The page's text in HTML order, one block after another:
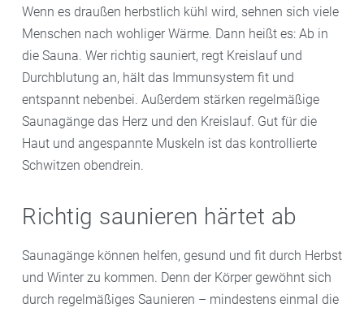
Wenn es draußen herbstlich kühl wird, sehnen sich viele
Menschen nach wohliger Wärme. Dann heißt es: Ab in
die Sauna. Wer richtig sauniert, regt Kreislauf und
Durchblutung an, hält das Immunsystem fit und
entspannt nebenbei. Außerdem stärken regelmäßige
Saunagänge das Herz und den Kreislauf. Gut für die
Haut und angespannte Muskeln ist das kontrollierte
Schwitzen obendrein.
Richtig saunieren härtet ab
Saunagänge können helfen, gesund und fit durch Herbst
und Winter zu kommen. Denn der Körper gewöhnt sich
durch regelmäßiges Saunieren – mindestens einmal die